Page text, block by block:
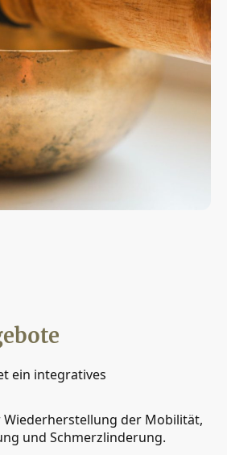
ein integratives
Wiederherstellung der Mobilität,
und Schmerzlinderung.